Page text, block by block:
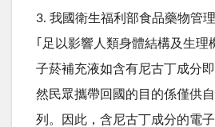
3. 我國衛生福利部食品藥物管
｢足以影響人類身體結構及生理
子菸補充液如含有尼古丁成分
然民眾攜帶回國的目的係僅供
列。因此，含尼古丁成分的電